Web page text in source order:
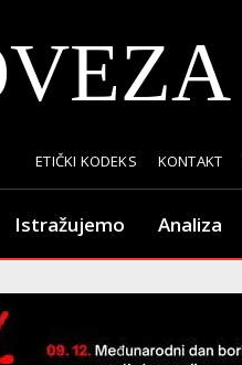
ETIČKI KODEKS KONTAKT
Istražujemo Analiza